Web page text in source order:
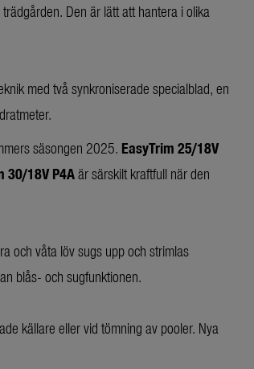
Den är lätt att hantera i olika
med två synkroniserade specialblad, en
säsongen 2025. EasyTrim 25/18V
30/18V P4Aär särskilt kraftfull när den
och våta löv sugs upp och strimlas
blås- och sugfunktionen.
källare eller vid tömning av pooler. Nya